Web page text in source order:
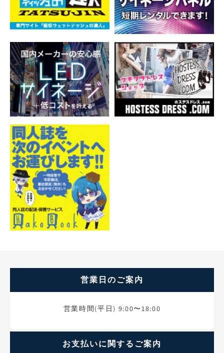
営業日のご案内
営業時間(平日) 9:00〜18:00
お支払いに関するご案内